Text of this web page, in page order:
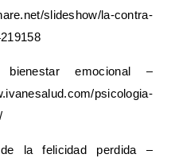
slideshow/la-contra-
emocional –
psicologia-
la felicidad perdida –